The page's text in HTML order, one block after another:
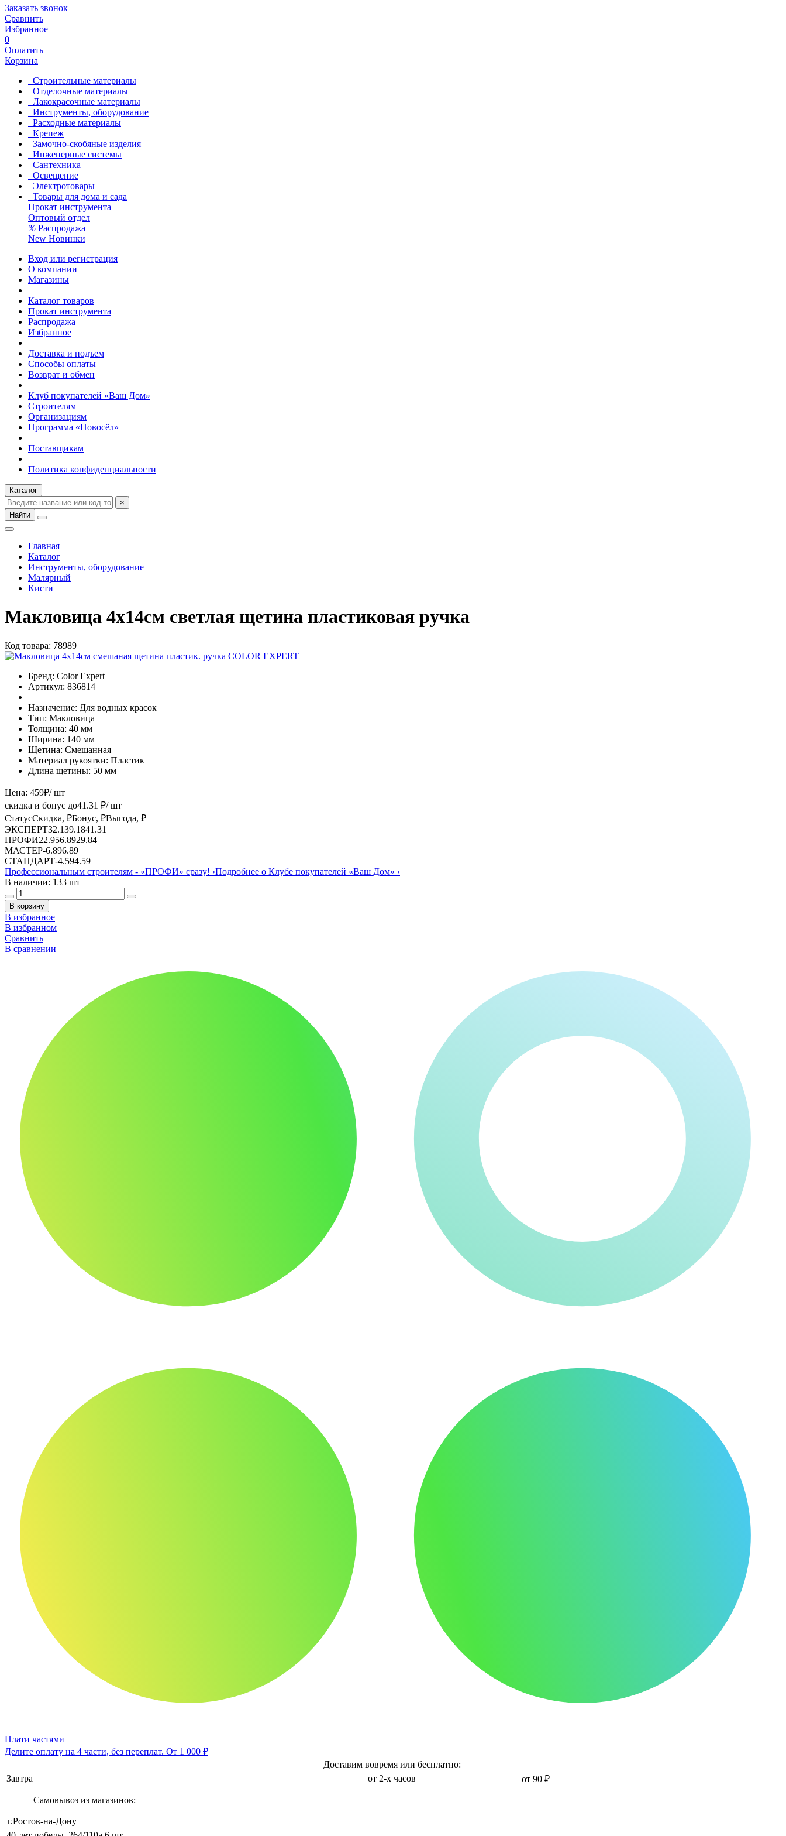
Заказать звонок
Сравнить
Избранное
0
Оплатить
Корзина
Строительные материалы
Отделочные материалы
Лакокрасочные материалы
Инструменты, оборудование
Расходные материалы
Крепеж
Замочно-скобяные изделия
Инженерные системы
Сантехника
Освещение
Электротовары
Товары для дома и сада
Прокат инструмента
Оптовый отдел
% Распродажа
New Новинки
Вход или регистрация
О компании
Магазины
Каталог товаров
Прокат инструмента
Распродажа
Избранное
Доставка и подъем
Способы оплаты
Возврат и обмен
Клуб покупателей «Ваш Дом»
Строителям
Организациям
Программа «Новосёл»
Поставщикам
Политика конфиденциальности
Каталог
×
Найти
Главная
Каталог
Инструменты, оборудование
Малярный
Кисти
Макловица 4х14см светлая щетина пластиковая ручка
Код товара: 78989
Бренд: Color Expert
Артикул: 836814
Назначение: Для водных красок
Тип: Макловица
Толщина: 40 мм
Ширина: 140 мм
Щетина: Смешанная
Материал рукоятки: Пластик
Длина щетины: 50 мм
Цена: 459₽/ шт
скидка и бонус до41.31 ₽/ шт
СтатусСкидка, ₽Бонус, ₽Выгода, ₽
ЭКСПЕРТ32.139.1841.31
ПРОФИ22.956.8929.84
МАСТЕР-6.896.89
СТАНДАРТ-4.594.59
Профессиональным строителям - «ПРОФИ» сразу! ›Подробнее о Клубе покупателей «Ваш Дом» ›
В наличии: 133 шт
В корзину
В избранное
В избранном
Сравнить
В сравнении
Плати частями
Делите оплату на 4 части, без переплат. От 1 000 ₽
Доставим вовремя или бесплатно:
Завтра
от 2-х часов от 90 ₽
Самовывоз из магазинов:
г.Ростов-на-Дону